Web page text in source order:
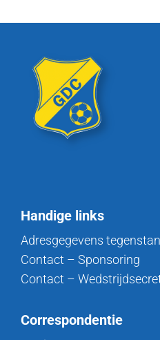
Handige links
Adresgegevens
Contact – Sponsoring
Contact –
Correspondentie